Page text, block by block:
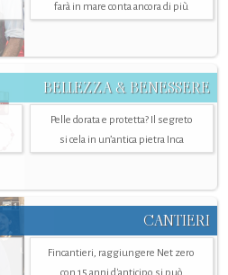
farà in mare conta ancora di più
BELLEZZA & BENESSERE
Pelle dorata e protetta? Il segreto
si cela in un’antica pietra Inca
CANTIERI
Fincantieri, raggiungere Net zero